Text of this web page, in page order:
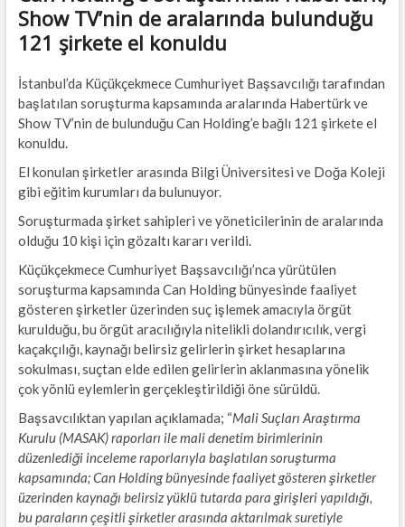
Show TV’nin de aralarında bulunduğu
121 şirkete el konuldu
İstanbul’da Küçükçekmece Cumhuriyet Başsavcılığı tarafından
başlatılan soruşturma kapsamında aralarında Habertürk ve
Show TV’nin de bulunduğu Can Holding’e bağlı 121 şirkete el
konuldu.
El konulan şirketler arasında Bilgi Üniversitesi ve Doğa Koleji
gibi eğitim kurumları da bulunuyor.
Soruşturmada şirket sahipleri ve yöneticilerinin de aralarında
olduğu 10 kişi için gözaltı kararı verildi.
Küçükçekmece Cumhuriyet Başsavcılığı’nca yürütülen
soruşturma kapsamında Can Holding bünyesinde faaliyet
gösteren şirketler üzerinden suç işlemek amacıyla örgüt
kurulduğu, bu örgüt aracılığıyla nitelikli dolandırıcılık, vergi
kaçakçılığı, kaynağı belirsiz gelirlerin şirket hesaplarına
sokulması, suçtan elde edilen gelirlerin aklanmasına yönelik
çok yönlü eylemlerin gerçekleştirildiği öne sürüldü.
Başsavcılıktan yapılan açıklamada; “Mali Suçları Araştırma
Kurulu (MASAK) raporları ile mali denetim birimlerinin
düzenlediği inceleme raporlarıyla başlatılan soruşturma
kapsamında; Can Holding bünyesinde faaliyet gösteren şirketler
üzerinden kaynağı belirsiz yüklü tutarda para girişleri yapıldığı,
bu paraların çeşitli şirketler arasında aktarılmak suretiyle